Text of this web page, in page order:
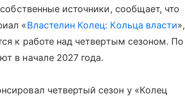
источники, сообщает, что
«Властелин Колец: Кольца власти»,
к работе над четвертым сезоном. По
в начале 2027 года.
четвертый сезон у «Колец